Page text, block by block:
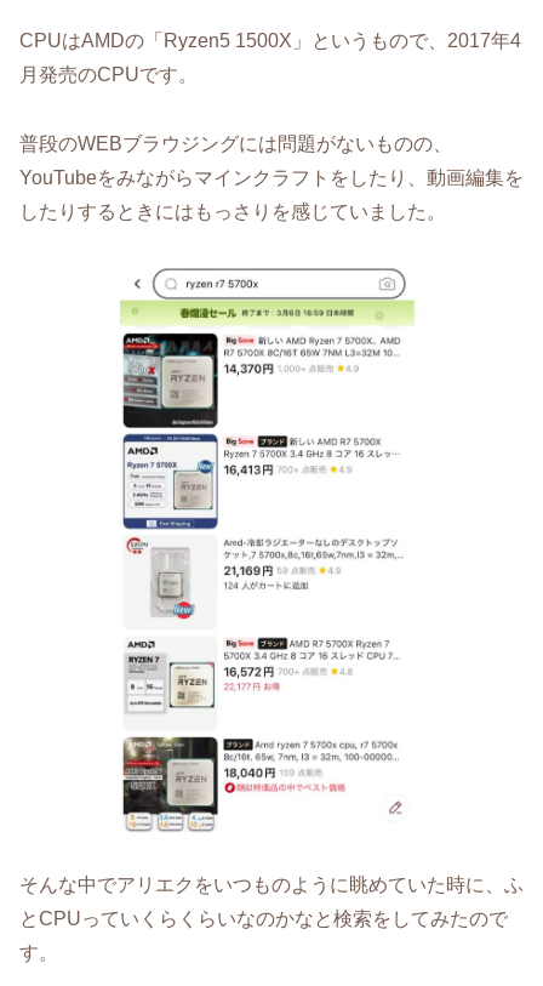
CPUはAMDの「Ryzen5 1500X」というもので、2017年4
月発売のCPUです。
普段のWEBブラウジングには問題がないものの、
YouTubeをみながらマインクラフトをしたり、動画編集を
したりするときにはもっさりを感じていました。
そんな中でアリエクをいつものように眺めていた時に、ふ
とCPUっていくらくらいなのかなと検索をしてみたので
す。